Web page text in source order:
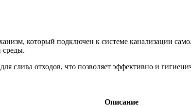
который подключен к системе канализации
среды.
отходов, что позволяет эффективно и
Описание